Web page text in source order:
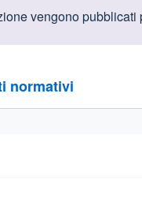
vengono
normativi